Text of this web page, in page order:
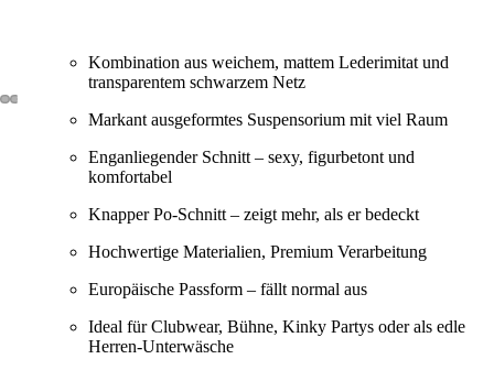
Kombination aus weichem, mattem Lederimitat und
transparentem schwarzem Netz
Markant ausgeformtes Suspensorium mit viel Raum
Enganliegender Schnitt – sexy, figurbetont und
komfortabel
Knapper Po-Schnitt – zeigt mehr, als er bedeckt
Hochwertige Materialien, Premium Verarbeitung
Europäische Passform – fällt normal aus
Ideal für Clubwear, Bühne, Kinky Partys oder als edle
Herren-Unterwäsche